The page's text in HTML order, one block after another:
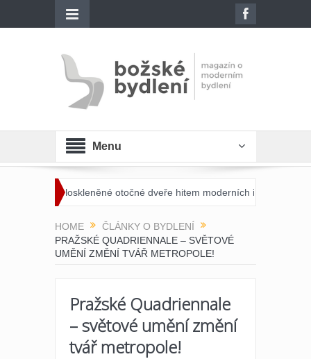
Menu
celoskleněné otočné dveře hitem moderních interiérů?
HOME
ČLÁNKY O BYDLENÍ
PRAŽSKÉ QUADRIENNALE – SVĚTOVÉ
UMĚNÍ ZMĚNÍ TVÁŘ METROPOLE!
Pražské Quadriennale
– světové umění změní
tvář metropole!